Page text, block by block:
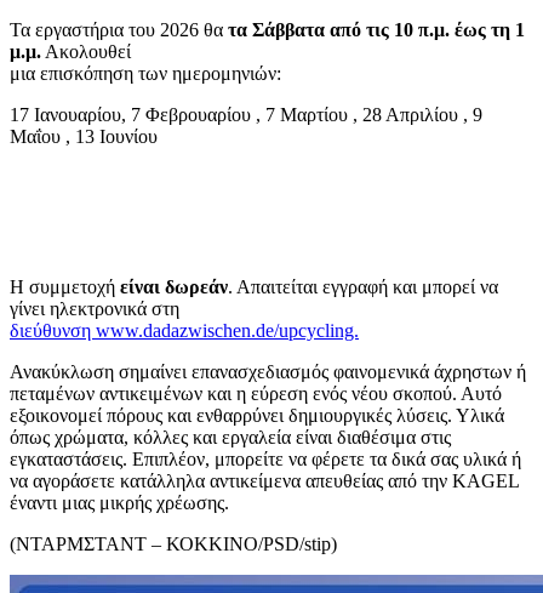
Τα εργαστήρια του 2026 θα τα Σάββατα από τις 10 π.μ. έως τη 1
μ.μ. Ακολουθεί
μια επισκόπηση των ημερομηνιών:
17 Ιανουαρίου, 7 Φεβρουαρίου , 7 Μαρτίου , 28 Απριλίου , 9
Μαΐου , 13 Ιουνίου
Η συμμετοχή είναι δωρεάν. Απαιτείται εγγραφή και μπορεί να
γίνει ηλεκτρονικά στη
διεύθυνση www.dadazwischen.de/upcycling.
Ανακύκλωση σημαίνει επανασχεδιασμός φαινομενικά άχρηστων ή
πεταμένων αντικειμένων και η εύρεση ενός νέου σκοπού. Αυτό
εξοικονομεί πόρους και ενθαρρύνει δημιουργικές λύσεις. Υλικά
όπως χρώματα, κόλλες και εργαλεία είναι διαθέσιμα στις
εγκαταστάσεις. Επιπλέον, μπορείτε να φέρετε τα δικά σας υλικά ή
να αγοράσετε κατάλληλα αντικείμενα απευθείας από την KAGEL
έναντι μιας μικρής χρέωσης.
(ΝΤΑΡΜΣΤΑΝΤ – ΚΟΚΚΙΝΟ/PSD/stip)